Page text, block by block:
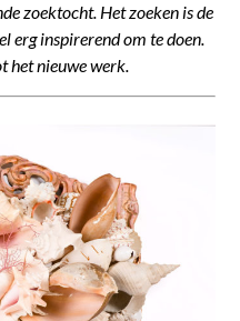
zoektocht. Het zoeken is de
erg inspirerend om te doen.
het nieuwe werk.